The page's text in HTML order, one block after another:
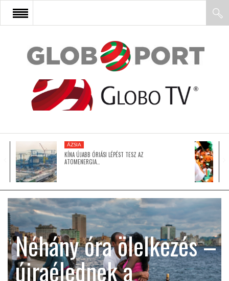
FŐOLDAL
AFRIKA
ÁZSIA
LATIN-AMERIKA
KÖZEL-KELET
ÁZSIA
KÍNA ÚJABB ÓRIÁSI LÉPÉST TESZ AZ
ATOMENERGIA…
Néhány óra ölelkezés –
újraélednek a